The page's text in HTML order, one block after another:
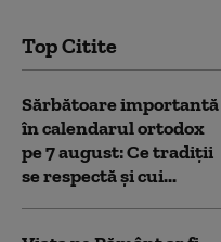
Top Citite
Sărbătoare importantă
în calendarul ortodox
pe 7 august: Ce tradiții
se respectă și cui...